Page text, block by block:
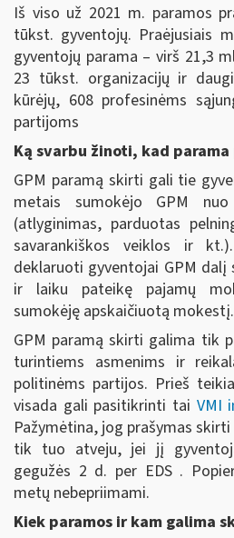
Iš viso už 2021 m. paramos
tūkst. gyventojų. Praėjusiais
gyventojų parama – virš 21,3
23 tūkst. organizacijų ir
kūrėjų, 608 profesinėms
partijoms
Ką svarbu žinoti, kad
GPM paramą skirti gali tie
metais sumokėjo GPM
(atlyginimas, parduotas
savarankiškos veiklos ir
deklaruoti gyventojai GPM
ir laiku pateikę pajamų
sumokėję apskaičiuotą mokestį.
GPM paramą skirti galima tik
turintiems asmenims ir
politinėms partijos. Prieš
visada gali pasitikrinti tai VMI
Pažymėtina, jog prašymas
tik tuo atveju, jei jį
gegužės 2 d. per EDS .
metų nebepriimami.
Kiek paramos ir kam galima